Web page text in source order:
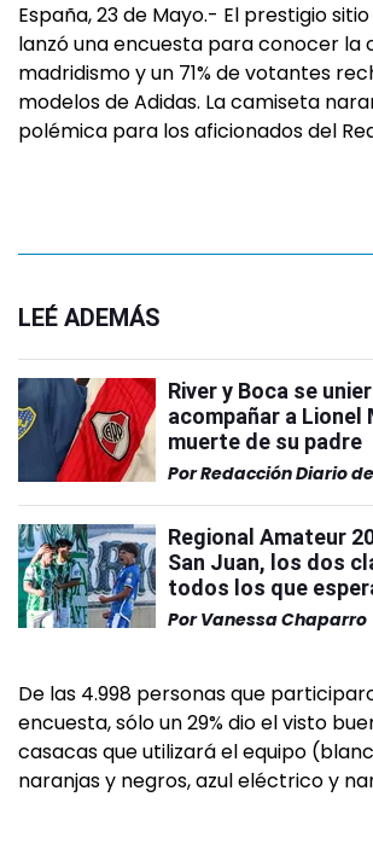
España, 23 de Mayo.- El prestigio
lanzó una encuesta para conocer la
madridismo y un 71% de votantes
modelos de Adidas. La camiseta
polémica para los aficionados del
LEÉ ADEMÁS
River y Boca se
acompañar a Lionel
muerte de su padre
PorRedacción Diario
Regional Amateur
San Juan, los dos
todos los que
Por Vanessa Chaparro
De las 4.998 personas que
encuesta, sólo un 29% dio el visto
casacas que utilizará el equipo
naranjas y negros, azul eléctrico y